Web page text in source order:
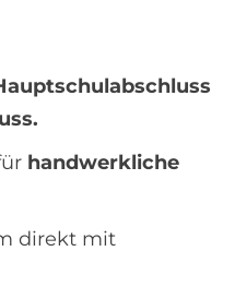
handwerkliche
direkt mit